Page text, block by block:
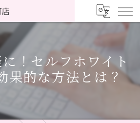
！セルフホワイト
果的な方法とは？